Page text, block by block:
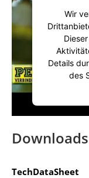
Wir
Details
des
Downloads
TechDataSheet